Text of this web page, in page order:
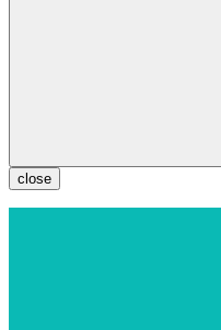
close